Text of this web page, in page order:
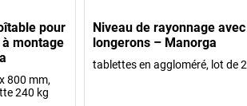
pour
montage
800 mm,
240 kg
Niveau de rayonnage avec
longerons – Manorga
tablettes en aggloméré, lot de 2